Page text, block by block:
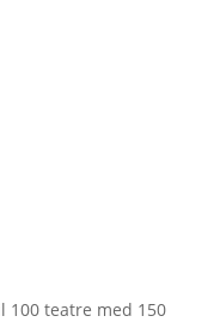
100 teatre med 150